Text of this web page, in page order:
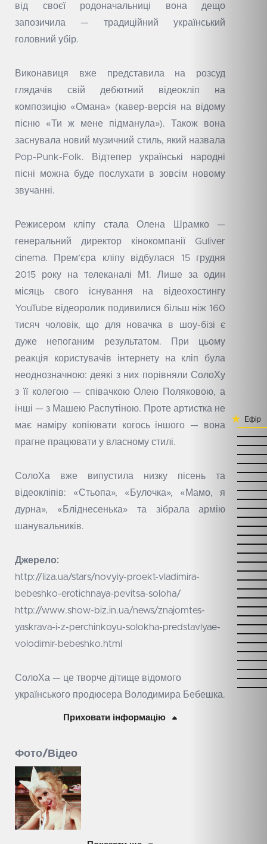
від своєї родоначальниці вона дещо
запозичила — традиційний український
головний убір.
Виконавиця вже представила на розсуд
глядачів свій дебютний відеокліп на
композицію «Омана» (кавер-версія на відому
пісню «Ти ж мене підманула»). Також вона
заснувала новий музичний стиль, який назвала
Pop-Punk-Folk. Відтепер українські народні
пісні можна буде послухати в зовсім новому
звучанні.
Режисером кліпу стала Олена Шрамко —
генеральний директор кінокомпанії Guliver
cinema. Прем’єра кліпу відбулася 15 грудня
2015 року на телеканалі М1. Лише за один
місяць свого існування на відеохостингу
YouTube відеоролик подивилися більш ніж 160
тисяч чоловік, що для новачка в шоу-бізі є
дуже непоганим результатом. При цьому
реакція користувачів інтернету на кліп була
неоднозначною: деякі з них порівняли СолоХу
з її колегою — співачкою Олею Поляковою, а
інші — з Машею Распутіною. Проте артистка не
має наміру копіювати когось іншого — вона
прагне працювати у власному стилі.
СолоХа вже випустила низку пісень та
відеокліпів: «Стьопа», «Булочка», «Мамо, я
дурна», «Бліднесенька» та зібрала армію
шанувальників.
Джерело:
http://liza.ua/stars/novyiy-proekt-vladimira-
bebeshko-erotichnaya-pevitsa-soloha/
http://www.show-biz.in.ua/news/znajomtes-
yaskrava-i-z-perchinkoyu-solokha-predstavlyae-
volodimir-bebeshko.html
СолоХа — це творче дітище відомого
українського продюсера Володимира Бебешка.
Приховати інформацію
Фото/Відео
Ефір